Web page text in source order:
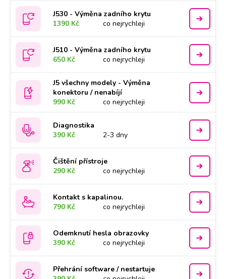
J530 - Výměna zadního krytu
1390 Kč
co nejrychleji
J510 - Výměna zadního krytu
650 Kč
co nejrychleji
J5 všechny modely - Výměna
konektoru / nenabíjí
990 Kč
co nejrychleji
Diagnostika
390 Kč
2-3 dny
Čištění přístroje
290 Kč
co nejrychleji
Kontakt s kapalinou.
790 Kč
co nejrychleji
Odemknutí hesla obrazovky
390 Kč
co nejrychleji
Přehrání software / nestartuje